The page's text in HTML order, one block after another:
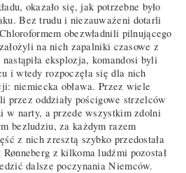
okazało się, jak potrzebne było
Bez trudu i niezauważeni dotarli
obezwładnili pilnującego
na nich zapalniki czasowe z
eksplozja, komandosi byli
i wtedy rozpoczęła się dla nich
niemiecka obława. Przez wiele
przez oddziały pościgowe strzelców
w narty, a przede wszystkim zdolni
bezludziu, za każdym razem
z nich zresztą szybko przedostała
z kilkoma ludźmi pozostał
dalsze poczynania Niemców.